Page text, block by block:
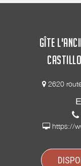
GÎTE
2620
https://